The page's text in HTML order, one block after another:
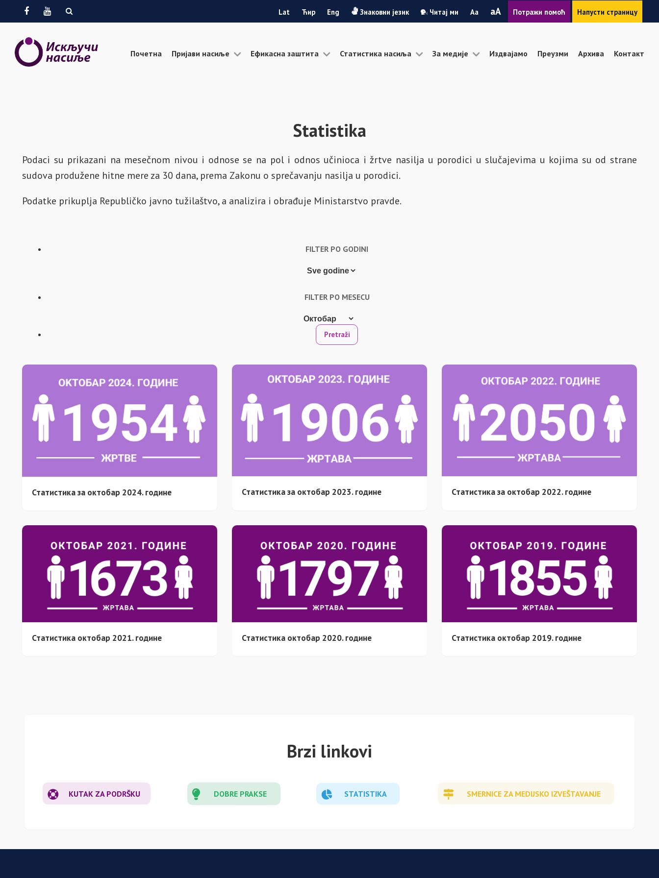
FacebookYoutube Lat Ћир Eng Знаковни језик Читај ми ASmanjiA Povećaj
font
Потражи помоћ Напусти страницу
Почетна Пријави насиље Ефикасна заштита Статистика насиља За медије Издвајамо Преузми Архива Контакт
Statistika
Podaci su prikazani na mesečnom nivou i odnose se na pol i odnos učinioca i žrtve nasilja u porodici u slučajevima u kojima su od strane
sudova produžene hitne mere za 30 dana, prema Zakonu o sprečavanju nasilja u porodici.
Podatke prikuplja Republičko javno tužilaštvo, a analizira i obrađuje Ministarstvo pravde.
FILTER PO GODINI
FILTER PO MESECU
Статистика за октобар 2024. године Статистика за октобар 2023. године Статистика за октобар 2022. године
Статистика октобар 2021. године Статистика октобар 2020. године Статистика октобар 2019. године
Brzi linkovi
KUTAK ZA PODRŠKU DOBRE PRAKSE STATISTIKA SMERNICE ZA MEDIJSKO IZVEŠTAVANJE